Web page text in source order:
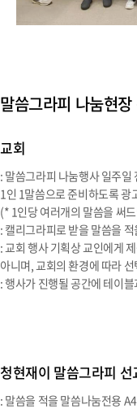
말씀그라피 나눔현
교회
: 말씀그라피 나눔행사 일주
1인 1말씀으로 준비하도록 광
(* 1인당 여러개의 말씀을 써
: 캘리그라피로 받을 말씀을
: 교회 행사 기획상 교인에게
아니며, 교회의 환경에 따라
: 행사가 진행될 공간에 테이
청현재이 말씀그라피 선
: 말씀을 적을 말씀나눔전용